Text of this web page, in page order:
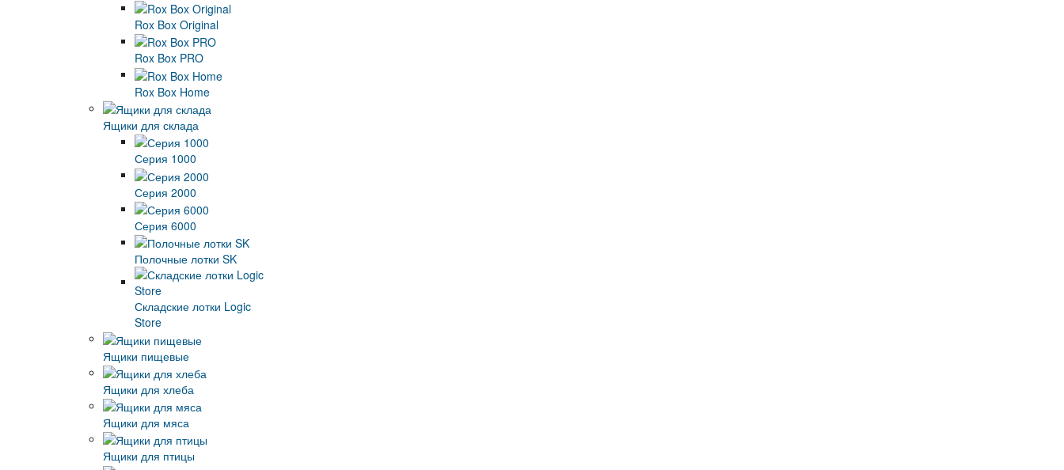
Rox Box Original
Rox Box PRO
Rox Box Home
Ящики для склада
Серия 1000
Серия 2000
Серия 6000
Полочные лотки SK
Складские лотки Logic
Store
Ящики пищевые
Ящики для хлеба
Ящики для мяса
Ящики для птицы